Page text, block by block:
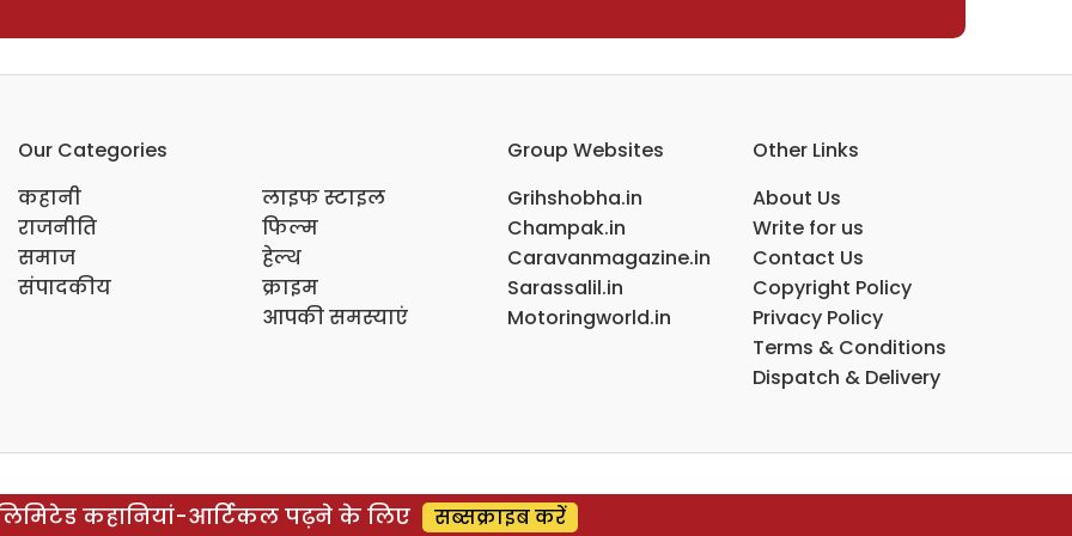
Our Categories
कहानी
राजनीति
समाज
संपादकीय
लाइफ स्टाइल
फिल्म
हेल्थ
क्राइम
आपकी समस्याएं
Group Websites
Grihshobha.in
Champak.in
Caravanmagazine.in
Sarassalil.in
Motoringworld.in
Other Links
About Us
Write for us
Contact Us
Copyright Policy
Privacy Policy
Terms & Conditions
Dispatch & Delivery
कहानियां-आर्टिकल पढ़ने के लिए सब्सक्राइब करें